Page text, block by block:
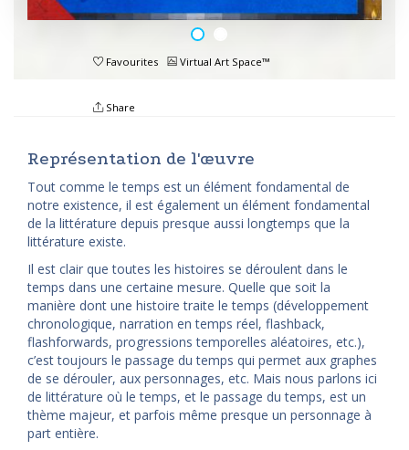
Favourites Virtual Art Space™
Share
Représentation de l'œuvre
Tout comme le temps est un élément fondamental de
notre existence, il est également un élément fondamental
de la littérature depuis presque aussi longtemps que la
littérature existe.
Il est clair que toutes les histoires se déroulent dans le
temps dans une certaine mesure. Quelle que soit la
manière dont une histoire traite le temps (développement
chronologique, narration en temps réel, flashback,
flashforwards, progressions temporelles aléatoires, etc.),
c’est toujours le passage du temps qui permet aux graphes
de se dérouler, aux personnages, etc. Mais nous parlons ici
de littérature où le temps, et le passage du temps, est un
thème majeur, et parfois même presque un personnage à
part entière.